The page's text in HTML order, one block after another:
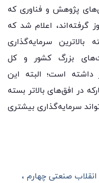
پژوهش و فناوری که
گرفته‌اند، اعلام شد که
سرمایه‌گذاری
بزرگ کشور و کل
داشته است؛ البته این
در افق‌های بالاتر بسته
سرمایه‌گذاری بیشتری
انقلاب صنعتی چهارم